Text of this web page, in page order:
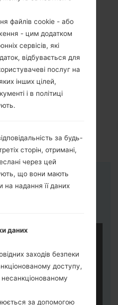
файлів cookie - або
- цим додатком
сервісів, які
відбувається для
послуг на
інших цілей,
і в політиці
за будь-
сторін, отримані,
через цей
що вони мають
на надання її даних
даних
заходів безпеки
доступу,
за допомогою